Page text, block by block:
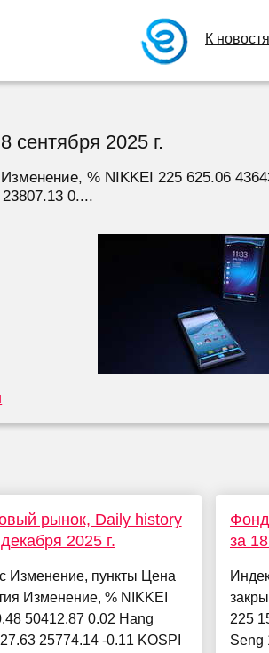
К
сентября 2025 г.
% NIKKEI 225 625.06
0....
рынок, Daily history
2025 г.
Изменение, пункты Цена
Изменение, % NIKKEI
50412.87 0.02 Hang
25774.14 -0.11 KOSPI
за
225
Seng